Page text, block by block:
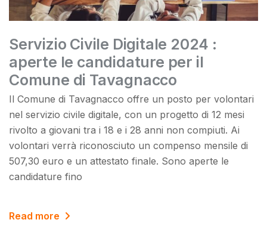
Servizio Civile Digitale 2024 :
aperte le candidature per il
Comune di Tavagnacco
Il Comune di Tavagnacco offre un posto per volontari
nel servizio civile digitale, con un progetto di 12 mesi
rivolto a giovani tra i 18 e i 28 anni non compiuti. Ai
volontari verrà riconosciuto un compenso mensile di
507,30 euro e un attestato finale. Sono aperte le
candidature fino
Read more